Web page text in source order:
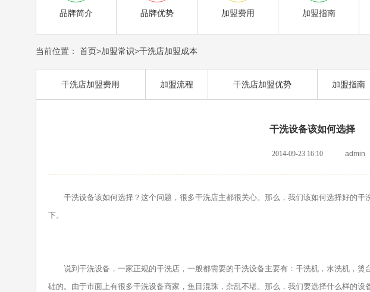
品牌简介 品牌优势 加盟费用 加盟指南
当前位置： 首页>加盟常识>干洗店加盟成本
干洗店加盟费用 加盟流程 干洗店加盟优势 加盟指南
干洗设备该如何选择
2014-09-23 16:10 admin
干洗设备该如何选择？这个问题，很多干洗店主都很关心。那么，我们该如何选择好的干
下。
说到干洗设备，一家正规的干洗店，一般都需要的干洗设备主要有：干洗机，水洗机，烫
础的。由于市面上有很多干洗设备商家，鱼目混珠，杂乱不堪。那么，我们要选择什么样的设